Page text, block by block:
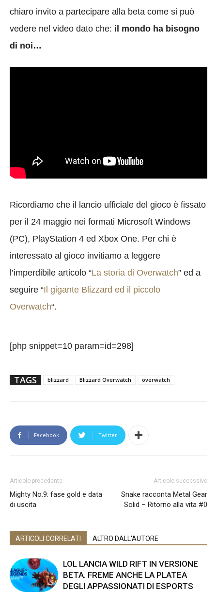
chiaro invito a partecipare alla beta come si può
vedere nel video dato che: il mondo ha bisogno
di noi…
Ricordiamo che il lancio ufficiale del gioco è fissato
per il 24 maggio nei formati Microsoft Windows
(PC), PlayStation 4 ed Xbox One. Per chi è
interessato al gioco invitiamo a leggere
l’imperdibile articolo “La storia di Overwatch” ed a
seguire “Il gigante Blizzard ed il piccolo
Overwatch“.
[php snippet=10 param=id=298]
TAGS blizzard Blizzard Overwatch overwatch
Facebook Twitter
Articolo precedente
Mighty No.9: fase gold e data
di uscita
Articolo successivo
Snake racconta Metal Gear
Solid – Ritorno alla vita #0
ARTICOLI CORRELATI ALTRO DALL'AUTORE
LOL LANCIA WILD RIFT IN VERSIONE
BETA. FREME ANCHE LA PLATEA
DEGLI APPASSIONATI DI ESPORTS